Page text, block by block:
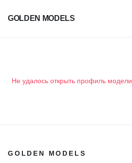
GOLDEN MODELS
Не удалось открыть профиль модели.
GOLDEN MODELS